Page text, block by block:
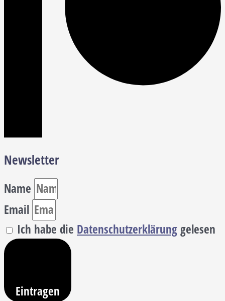
Newsletter
Name
Email
Ich habe die Datenschutzerklärunggelesen
Eintragen